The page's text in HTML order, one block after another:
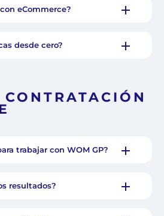
eCommerce?
desde cero?
trabajar con WOM GP?
resultados?